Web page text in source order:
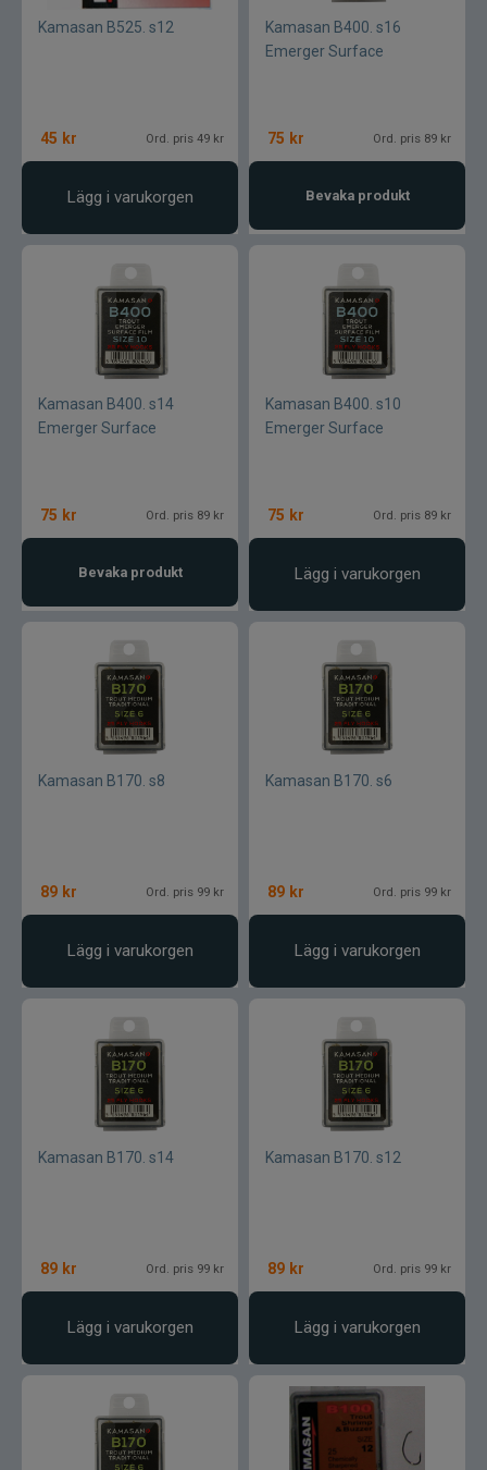
Stonfo
Strike Pro
Sufix
Sunline
St. Croix
Svartzonker
Textreme
The Pig gummibete
Thermotic
UNI produkter
UTC produkter
Veevus
Viking herring
VK produkter
Kamasan B525. s12
45 kr Ord. pris 49 kr
Lägg i varukorgen
Kamasan B400. s16
Emerger Surface
75 kr Ord. pris 89 kr
Bevaka produkt
Kamasan B400. s14
Emerger Surface
75 kr Ord. pris 89 kr
Bevaka produkt
Kamasan B400. s10
Emerger Surface
75 kr Ord. pris 89 kr
Lägg i varukorgen
Kamasan B170. s8
89 kr Ord. pris 99 kr
Lägg i varukorgen
Kamasan B170. s6
89 kr Ord. pris 99 kr
Lägg i varukorgen
Kamasan B170. s14
89 kr Ord. pris 99 kr
Lägg i varukorgen
Kamasan B170. s12
89 kr Ord. pris 99 kr
Lägg i varukorgen